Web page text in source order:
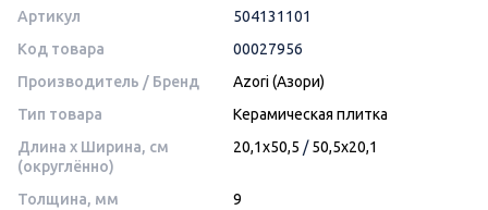
Артикул
504131101
Код товара
00027956
Производитель / Бренд
Azori (Азори)
Тип товара
Керамическая плитка
Длина x Ширина, см
(округлённо)
20,1x50,5 /50,5x20,1
Толщина, мм
9